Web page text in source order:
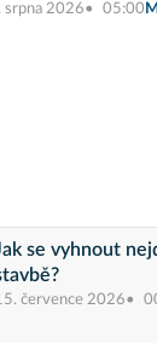
srpna 2026 05:00
se vyhnout
července 2026